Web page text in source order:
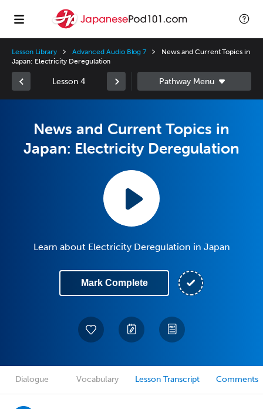
Lesson Library Advanced Audio Blog 7
News and Current Topics in
Japan: Electricity Deregulation
Lesson 4
News and Current Topics in
Japan: Electricity Deregulation
Learn about Electricity Deregulation in Japan
Mark Complete
Dialogue Vocabulary Lesson Transcript Comments